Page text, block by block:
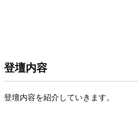
登壇内容
登壇内容を紹介していきます。